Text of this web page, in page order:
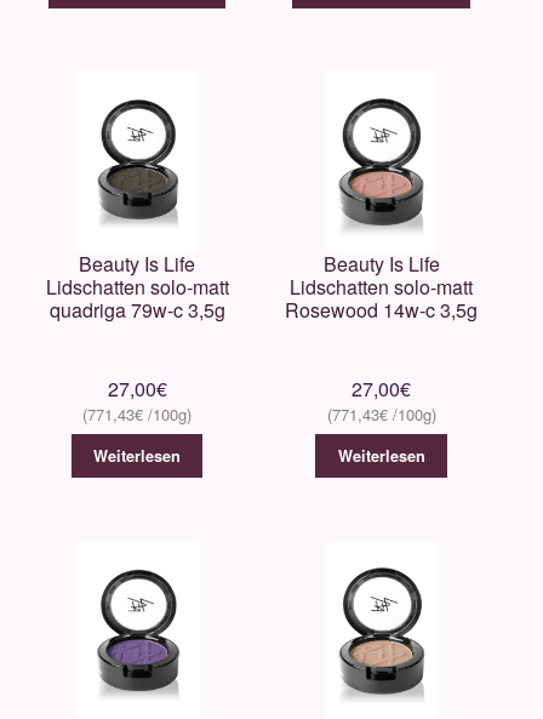
Beauty Is Life
Lidschatten solo-matt
quadriga 79w-c 3,5g
27,00€
771,43€
Weiterlesen
Beauty Is Life
Lidschatten solo-matt
Rosewood 14w-c 3,5g
27,00€
771,43€
Weiterlesen